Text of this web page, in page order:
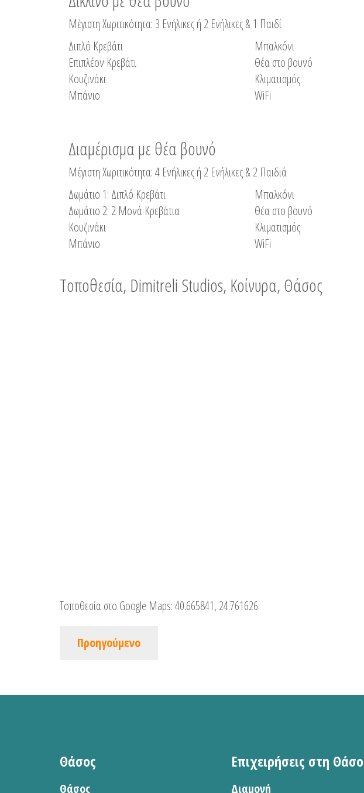
Μέγιστη Χωριτικότητα: 3 Ενήλικες ή 2 Ενήλικες & 1 Παιδί
Διπλό Κρεβάτι
Επιπλέον Κρεβάτι
Κουζινάκι
Μπάνιο
Μπαλκόνι
Θέα στο βουνό
Κλιματισμός
WiFi
Διαμέρισμα με θέα βουνό
Μέγιστη Χωριτικότητα: 4 Ενήλικες ή 2 Ενήλικες & 2 Παιδιά
Δωμάτιο 1: Διπλό Κρεβάτι
Δωμάτιο 2: 2 Μονά Κρεβάτια
Κουζινάκι
Μπάνιο
Μπαλκόνι
Θέα στο βουνό
Κλιματισμός
WiFi
Τοποθεσία, Dimitreli Studios, Κοίνυρα, Θάσος
Τοποθεσία στο Google Maps:40.665841, 24.761626
Προηγούμενο
Θάσος
Θάσος
Επιχειρήσεις στη Θάσο
Διαμονή